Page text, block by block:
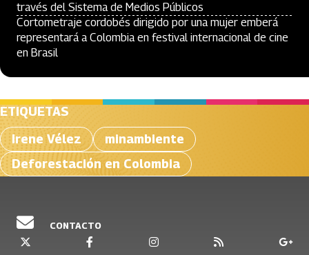
través del Sistema de Medios Públicos
Cortometraje cordobés dirigido por una mujer emberá
representará a Colombia en festival internacional de cine
en Brasil
ETIQUETAS
Irene Vélez
minambiente
Deforestación en Colombia
CONTACTO